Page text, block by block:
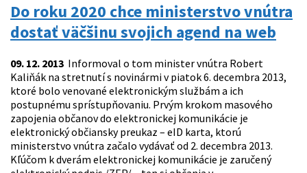
Do roku 2020 chce ministerstvo vnútra
dostať väčšinu svojich agend na web
09. 12. 2013 Informoval o tom minister vnútra Robert
Kaliňák na stretnutí s novinármi v piatok 6. decembra 2013,
ktoré bolo venované elektronickým službám a ich
postupnému sprístupňovaniu. Prvým krokom masového
zapojenia občanov do elektronickej komunikácie je
elektronický občiansky preukaz – eID karta, ktorú
ministerstvo vnútra začalo vydávať od 2. decembra 2013.
Kľúčom k dverám elektronickej komunikácie je zaručený